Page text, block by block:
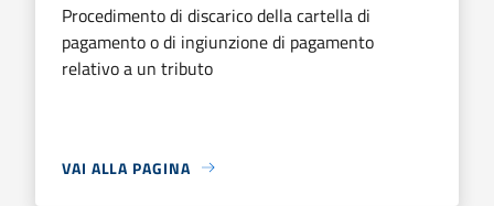
Procedimento di discarico della cartella di
pagamento o di ingiunzione di pagamento
relativo a un tributo
VAI ALLA PAGINA